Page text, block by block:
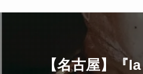
【名古屋】